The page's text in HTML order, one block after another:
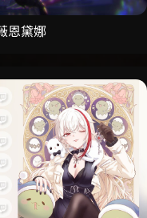
恩黛娜